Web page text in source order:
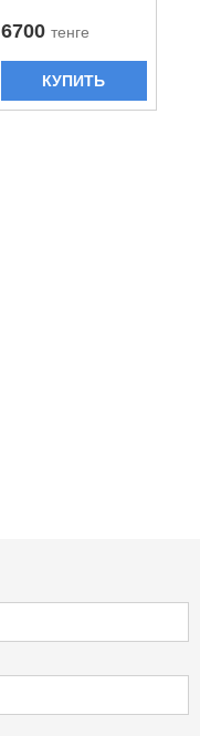
6700 тенге
КУПИТЬ